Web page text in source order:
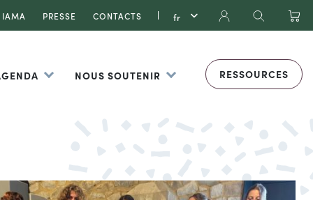
IAMA PRESSE CONTACTS
NOUS SOUTENIR RESSOURCES